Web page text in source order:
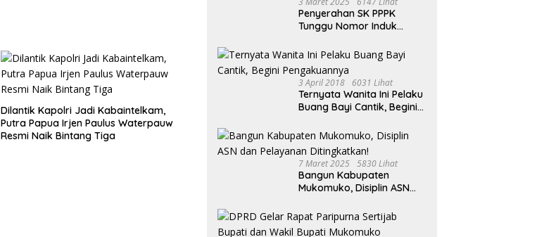
Dilantik Kapolri Jadi Kabaintelkam,
Putra Papua Irjen Paulus Waterpauw
Resmi Naik Bintang Tiga
Penyerahan SK PPPK
Tunggu Nomor Induk
3 April 2018 6031 Lihat
Ternyata Wanita Ini Pelaku
Buang Bayi Cantik, Begini
7 Maret 2025 5830 Lihat
Bangun Kabupaten
Mukomuko, Disiplin ASN
Ditingkatkan!